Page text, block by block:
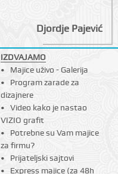
Djordje Pajević
IZDVAJAMO
Majice uživo - Galerija
Program zarade za
dizajnere
Video kako je nastao
VIZIO grafit
Potrebne su Vam majice
za firmu?
Prijateljski sajtovi
Express majice (za 48h